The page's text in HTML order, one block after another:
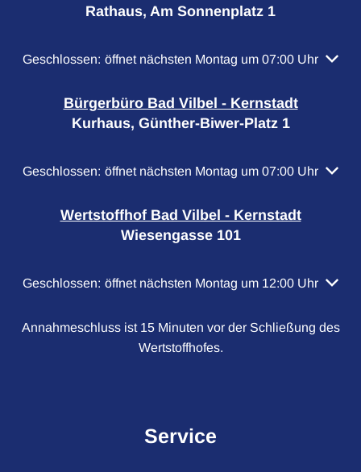
Rathaus, Am Sonnenplatz 1
Klicken, um weitere Öffnungs- oder Schließzeiten
Geschlossen: öffnet nächsten Montag um 07:00 Uhr
Bürgerbüro Bad Vilbel - Kernstadt
Kurhaus, Günther-Biwer-Platz 1
Klicken, um weitere Öffnungs- oder Schließzeiten
Geschlossen: öffnet nächsten Montag um 07:00 Uhr
Wertstoffhof Bad Vilbel - Kernstadt
Wiesengasse 101
Klicken, um weitere Öffnungs- oder Schließzeiten
Geschlossen: öffnet nächsten Montag um 12:00 Uhr
Annahmeschluss ist 15 Minuten vor der Schließung des
Wertstoffhofes.
Service